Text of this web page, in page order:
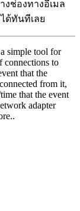
ช่องทางอีเมล
ได้ทันทีเลย
simple tool for
connections to
that the
from it,
that the event
adapter